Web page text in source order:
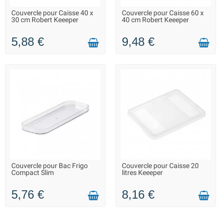
LIVRAISON 2 À 3 JOURS
Couvercle pour Caisse 40 x
30 cm Robert Keeeper
5,88 €
LIVRAISON 2 À 3 JOURS
Couvercle pour Caisse 60 x
40 cm Robert Keeeper
9,48 €
LIVRAISON 2 À 3 JOURS
Couvercle pour Bac Frigo
Compact Slim
5,76 €
LIVRAISON 2 À 3 JOURS
Couvercle pour Caisse 20
litres Keeeper
8,16 €